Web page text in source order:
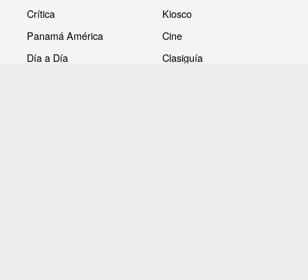
Crítica
Panamá América
Día a Día
Kiosco
Cine
Clasiguía